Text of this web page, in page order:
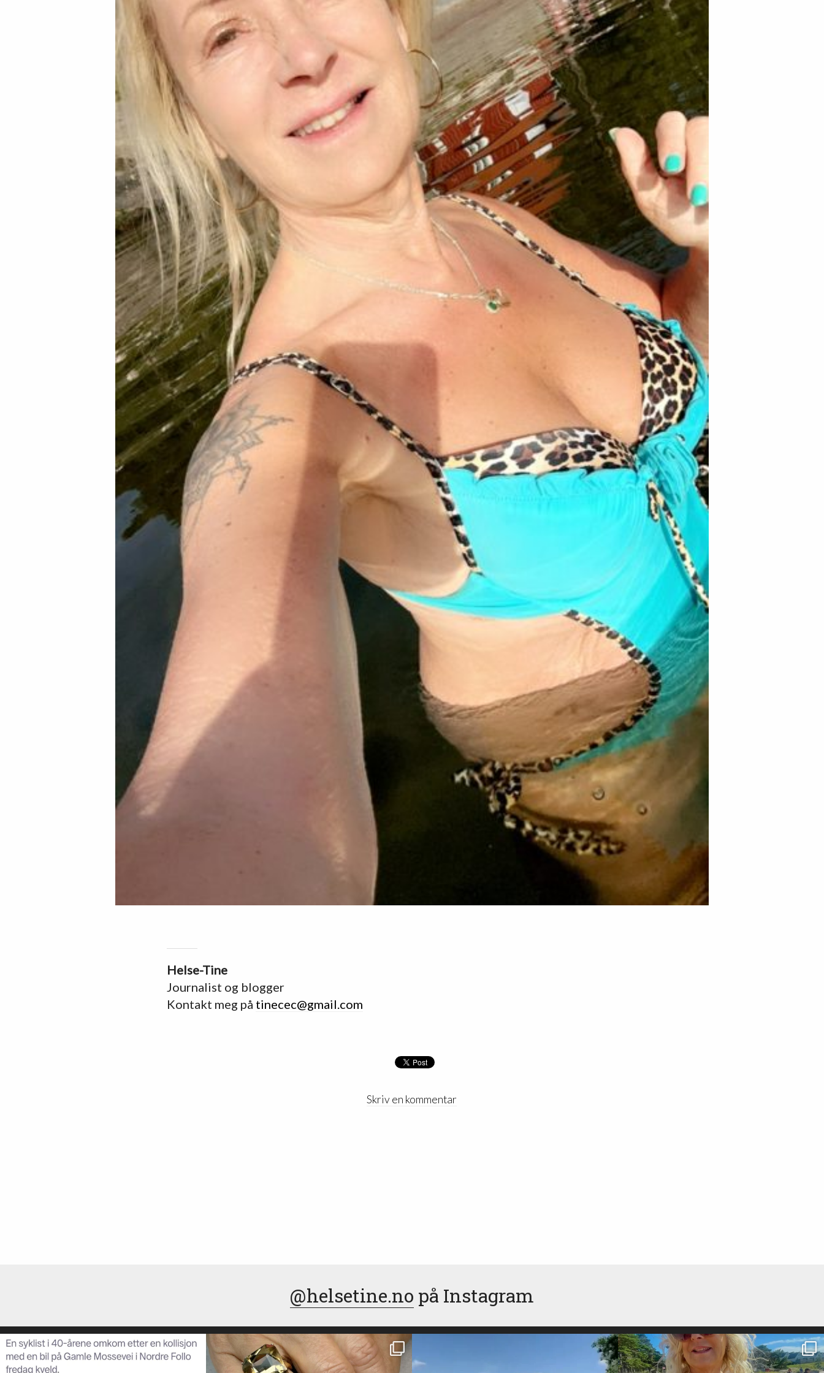
Helse-Tine
Journalist og blogger
Kontakt meg på tinecec@gmail.com
Skriv en kommentar
@helsetine.no på Instagram